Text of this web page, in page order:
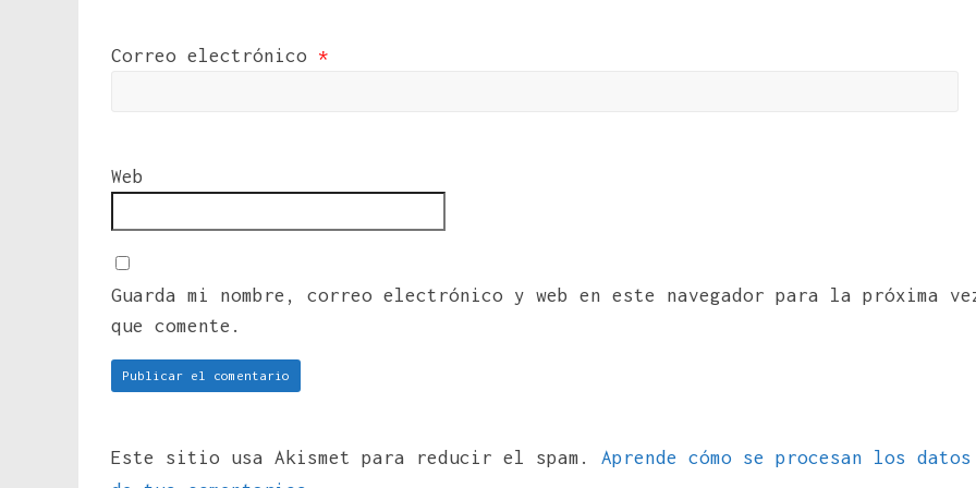
Correo electrónico *
Web
Guarda mi nombre, correo electrónico y web en este navegador para la próxima
que comente.
Este sitio usa Akismet para reducir el spam. Aprende cómo se procesan los datos